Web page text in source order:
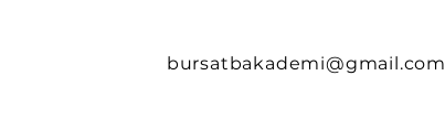
bursatbakademi@gmail.com